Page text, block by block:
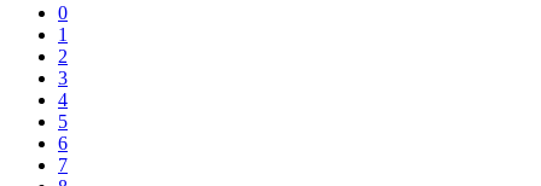
0
1
2
3
4
5
6
7